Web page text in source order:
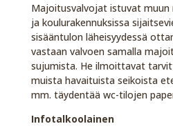
Majoitusvalvojat istuvat muun
ja koulurakennuksissa
sisääntulon läheisyydessä
vastaan valvoen samalla
sujumista. He ilmoittavat
muista havaituista seikoista
mm. täydentää wc-tilojen
Infotalkoolainen